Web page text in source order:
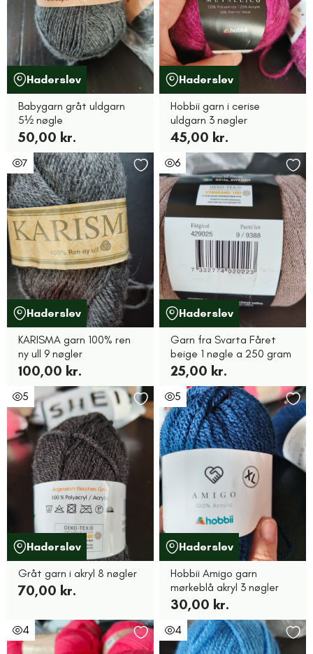
Haderslev
Babygarn gråt uldgarn
5½ nøgle
50,00 kr.
Haderslev
Hobbii garn i cerise
uldgarn 3 nøgler
45,00 kr.
7
Haderslev
KARISMA garn 100% ren
ny ull 9 nøgler
100,00 kr.
6
Haderslev
Garn fra Svarta Fåret
beige 1 nøgle a 250 gram
25,00 kr.
5
Haderslev
Gråt garn i akryl 8 nøgler
70,00 kr.
5
Haderslev
Hobbii Amigo garn
mørkeblå akryl 3 nøgler
30,00 kr.
4 4